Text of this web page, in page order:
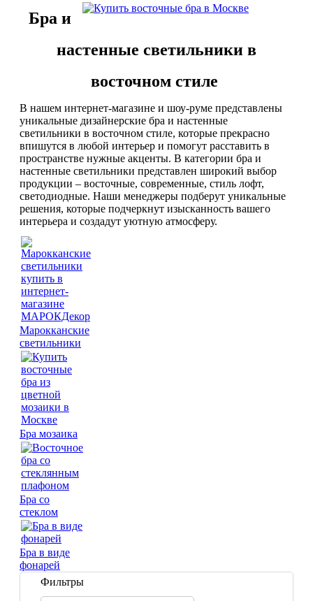
Люстры со стеклом
Марокканские
Марокканские светильники
Бра из мозаики
Настольные лампы
Торшеры
Бра и
настенные светильники в
восточном стиле
В нашем интернет-магазине и шоу-руме представлены
уникальные дизайнерские бра и настенные
светильники в восточном стиле, которые прекрасно
впишутся в любой интерьер и помогут расставить в
пространстве нужные акценты. В категории бра и
настенные светильники представлен широкий выбор
продукции – восточные, современные, стиль лофт,
светодиодные. Наши менеджеры подберут уникальные
решения, которые подчеркнут изысканность вашего
интерьера и создадут уютную атмосферу.
Марокканские
светильники
Бра мозаика
Бра со
стеклом
Бра в виде
фонарей
Фильтры